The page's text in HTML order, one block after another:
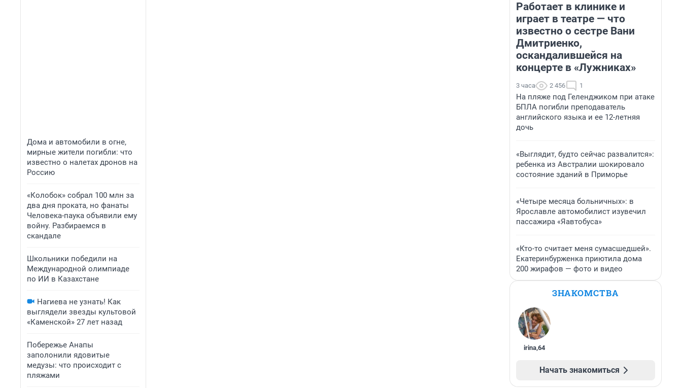
Дома и автомобили в огне,
мирные жители погибли: что
известно о налетах дронов на
Россию
«Колобок» собрал 100 млн за
два дня проката, но фанаты
Человека-паука объявили ему
войну. Разбираемся в
скандале
Школьники победили на
Международной олимпиаде
по ИИ в Казахстане
Нагиева не узнать! Как
выглядели звезды культовой
«Каменской» 27 лет назад
Побережье Анапы
заполонили ядовитые
медузы: что происходит с
пляжами
Работает в клинике и
играет в театре — что
известно о сестре Вани
Дмитриенко,
оскандалившейся на
концерте в «Лужниках»
3 часа 2 456 1
На пляже под Геленджиком при атаке
БПЛА погибли преподаватель
английского языка и ее 12-летняя
дочь
«Выглядит, будто сейчас развалится»:
ребенка из Австралии шокировало
состояние зданий в Приморье
«Четыре месяца больничных»: в
Ярославле автомобилист изувечил
пассажира «Яавтобуса»
«Кто-то считает меня сумасшедшей».
Екатеринбурженка приютила дома
200 жирафов — фото и видео
ЗНАКОМСТВА
irina,64
Начать знакомиться